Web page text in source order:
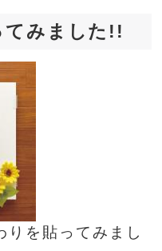
みました!!
りを貼ってみまし